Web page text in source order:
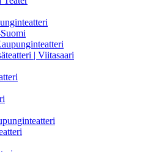
| Viitasaari